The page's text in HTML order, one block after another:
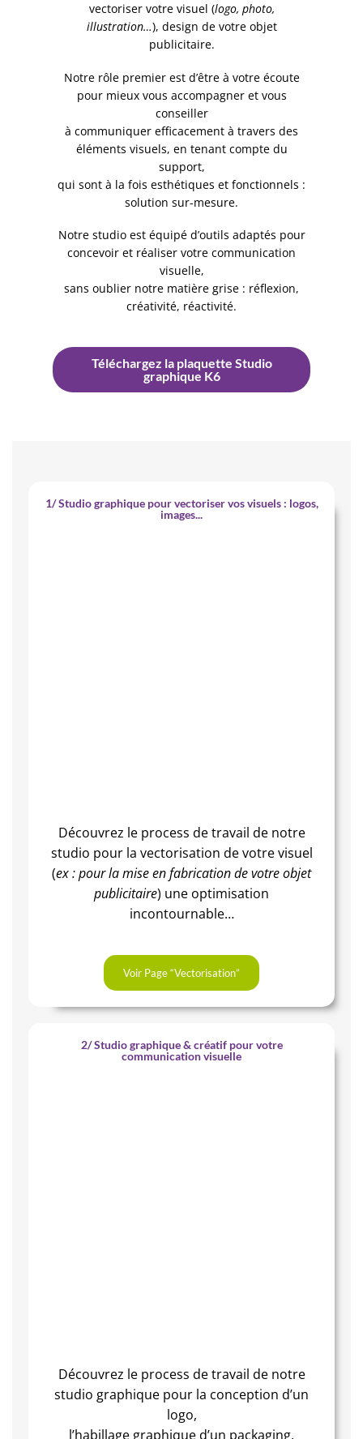
vectoriser votre visuel (logo, photo,
illustration…), design de votre objet
publicitaire.
Notre rôle premier est d’être à votre écoute
pour mieux vous accompagner et vous
conseiller
à communiquer efficacement à travers des
éléments visuels, en tenant compte du
support,
qui sont à la fois esthétiques et fonctionnels :
solution sur-mesure.
Notre studio est équipé d’outils adaptés pour
concevoir et réaliser votre communication
visuelle,
sans oublier notre matière grise : réflexion,
créativité, réactivité.
Téléchargez la plaquette Studio
graphique K6
1/ Studio graphique pour vectoriser vos visuels : logos,
images...
Découvrez le process de travail de notre
studio pour la vectorisation de votre visuel
(ex : pour la mise en fabrication de votre objet
publicitaire) une optimisation
incontournable…
Voir Page “Vectorisation”
2/ Studio graphique & créatif pour votre
communication visuelle
Découvrez le process de travail de notre
studio graphique pour la conception d’un
logo,
l’habillage graphique d’un packaging,